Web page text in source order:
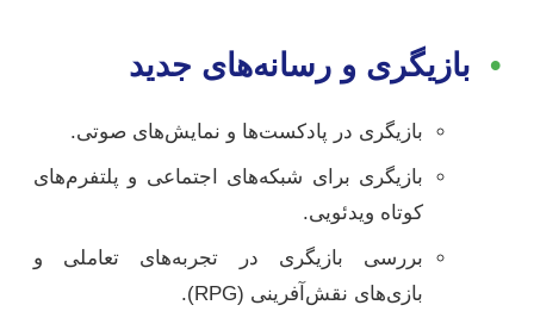
• بازیگری و رسانه‌های جدید
بازیگری در پادکست‌ها و نمایش‌های صوتی.
بازیگری برای شبکه‌های اجتماعی و پلتفرم‌های
کوتاه ویدئویی.
بررسی بازیگری در تجربه‌های تعاملی و
بازی‌های نقش‌آفرینی (RPG).